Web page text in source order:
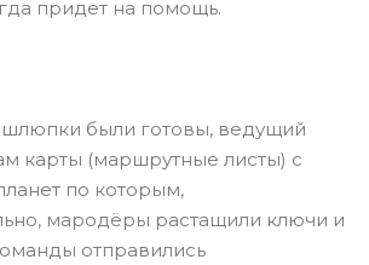
придет на помощь.
шлюпки были готовы, ведущий
карты (маршрутные листы) с
по которым,
мародёры растащили ключи и
отправились